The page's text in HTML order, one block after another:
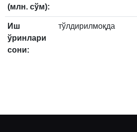
(млн. сўм):
Иш
ўринлари
сони:
тўлдирилмоқда